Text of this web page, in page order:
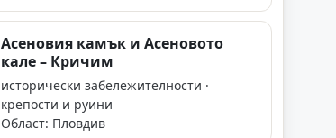
Асеновия камък и Асеновото
кале – Кричим
исторически забележителности ·
крепости и руини
Област: Пловдив